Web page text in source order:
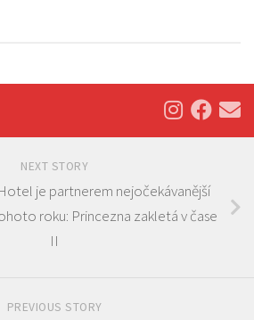
NEXT STORY
je partnerem nejočekávanější
roku: Princezna zakletá v čase
II
PREVIOUS STORY